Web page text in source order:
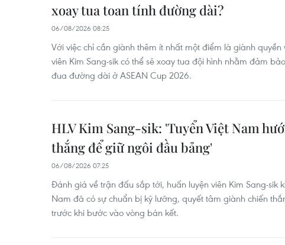
xoay tua toan tính đường dài?
06/08/2026 08:25
Với việc chỉ cần giành thêm ít nhất một điểm là giành quyền
viên Kim Sang-sik có thể sẽ xoay tua đội hình nhằm đảm
đua đường dài ở ASEAN Cup 2026.
HLV Kim Sang-sik: 'Tuyển Việt Nam
thắng để giữ ngôi đầu bảng'
06/08/2026 07:25
Đánh giá về trận đấu sắp tới, huấn luyện viên Kim Sang-sik
Nam đã có sự chuẩn bị kỹ lưỡng, quyết tâm giành chiến
trước khi bước vào vòng bán kết.